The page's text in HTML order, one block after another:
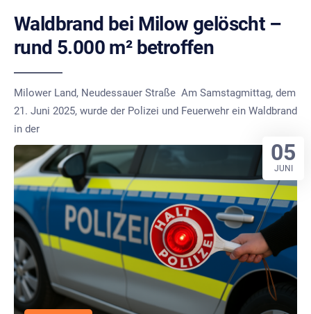
Waldbrand bei Milow gelöscht –
rund 5.000 m² betroffen
Milower Land, Neudessauer Straße Am Samstagmittag, dem
21. Juni 2025, wurde der Polizei und Feuerwehr ein Waldbrand
in der
05
JUNI